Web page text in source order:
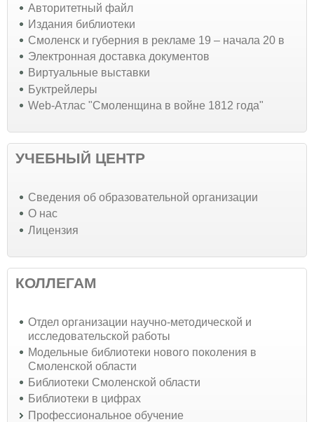
Авторитетный файл
Издания библиотеки
Смоленск и губерния в рекламе 19 – начала 20 в
Электронная доставка документов
Виртуальные выставки
Буктрейлеры
Web-Атлас "Смоленщина в войне 1812 года"
УЧЕБНЫЙ ЦЕНТР
Cведения об образовательной организации
О нас
Лицензия
КОЛЛЕГАМ
Отдел организации научно-методической и
исследовательской работы
Модельные библиотеки нового поколения в
Смоленской области
Библиотеки Смоленской области
Библиотеки в цифрах
Профессиональное обучение